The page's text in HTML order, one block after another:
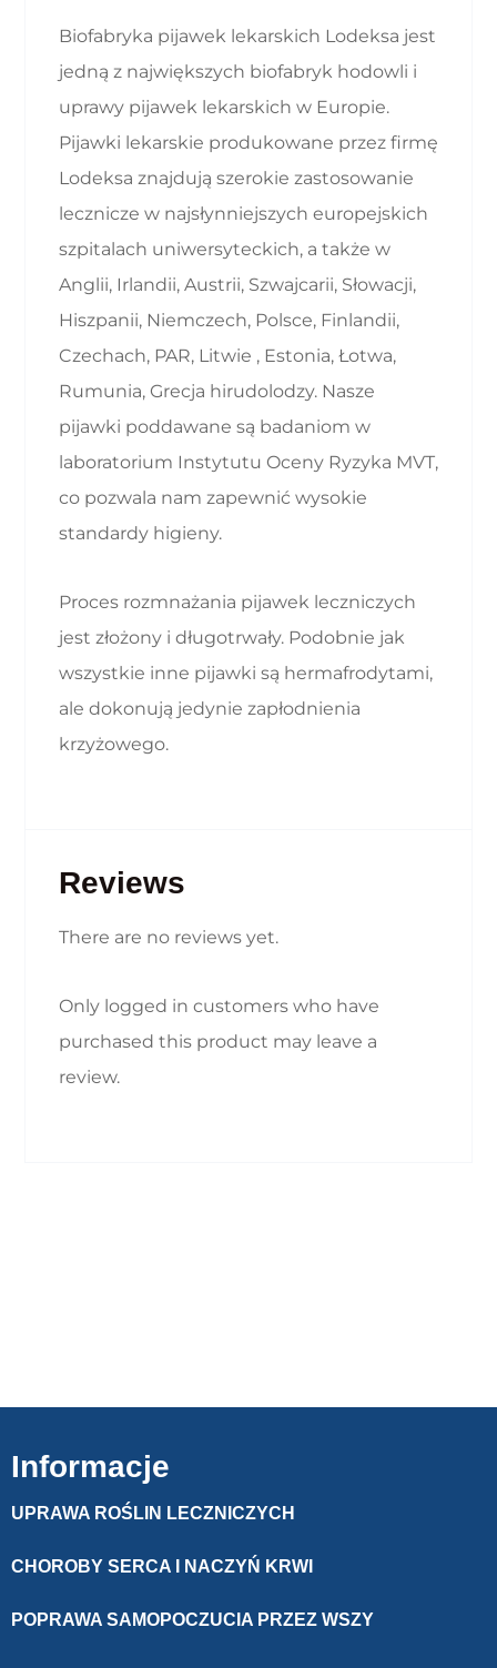
Biofabryka pijawek lekarskich Lodeksa jest
jedną z największych biofabryk hodowli i
uprawy pijawek lekarskich w Europie.
Pijawki lekarskie produkowane przez firmę
Lodeksa znajdują szerokie zastosowanie
lecznicze w najsłynniejszych europejskich
szpitalach uniwersyteckich, a także w
Anglii, Irlandii, Austrii, Szwajcarii, Słowacji,
Hiszpanii, Niemczech, Polsce, Finlandii,
Czechach, PAR, Litwie , Estonia, Łotwa,
Rumunia, Grecja hirudolodzy. Nasze
pijawki poddawane są badaniom w
laboratorium Instytutu Oceny Ryzyka MVT,
co pozwala nam zapewnić wysokie
standardy higieny.
Proces rozmnażania pijawek leczniczych
jest złożony i długotrwały. Podobnie jak
wszystkie inne pijawki są hermafrodytami,
ale dokonują jedynie zapłodnienia
krzyżowego.
Reviews
There are no reviews yet.
Only logged in customers who have
purchased this product may leave a
review.
Informacje
UPRAWA ROŚLIN LECZNICZYCH
CHOROBY SERCA I NACZYŃ KRWI
POPRAWA SAMOPOCZUCIA PRZEZ WSZY